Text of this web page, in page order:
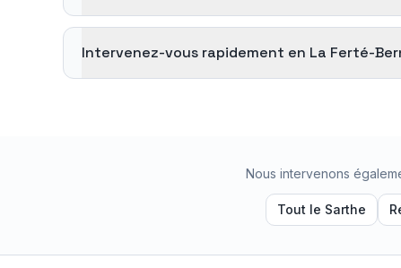
Intervenez-vous rapidement en La Ferté-
Nous intervenons
Tout le Sarthe